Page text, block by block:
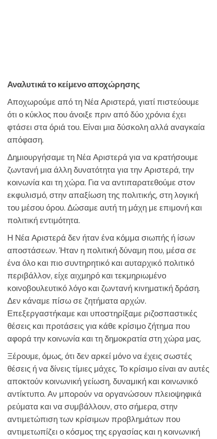
Αναλυτικά το κείμενο αποχώρησης
Αποχωρούμε από τη Νέα Αριστερά, γιατί πιστεύουμε
ότι ο κύκλος που άνοιξε πριν από δύο χρόνια έχει
φτάσει στα όριά του. Είναι μια δύσκολη αλλά αναγκαία
απόφαση.
Δημιουργήσαμε τη Νέα Αριστερά για να κρατήσουμε
ζωντανή μια άλλη δυνατότητα για την Αριστερά, την
κοινωνία και τη χώρα. Για να αντιπαρατεθούμε στον
εκφυλισμό, στην απαξίωση της πολιτικής, στη λογική
του μέσου όρου. Δώσαμε αυτή τη μάχη με επιμονή και
πολιτική εντιμότητα.
Η Νέα Αριστερά δεν ήταν ένα κόμμα σιωπής ή ίσων
αποστάσεων. Ήταν η πολιτική δύναμη που, μέσα σε
ένα όλο και πιο συντηρητικό και αυταρχικό πολιτικό
περιβάλλον, είχε αιχμηρό και τεκμηριωμένο
κοινοβουλευτικό λόγο και ζωντανή κινηματική δράση.
Δεν κάναμε πίσω σε ζητήματα αρχών.
Επεξεργαστήκαμε και υποστηρίξαμε ριζοσπαστικές
θέσεις και προτάσεις για κάθε κρίσιμο ζήτημα που
αφορά την κοινωνία και τη δημοκρατία στη χώρα μας.
Ξέρουμε, όμως, ότι δεν αρκεί μόνο να έχεις σωστές
θέσεις ή να δίνεις τίμιες μάχες. Το κρίσιμο είναι αν αυτές
αποκτούν κοινωνική γείωση, δυναμική και κοινωνικό
αντίκτυπο. Αν μπορούν να οργανώσουν πλειοψηφικά
ρεύματα και να συμβάλλουν, στο σήμερα, στην
αντιμετώπιση των κρίσιμων προβλημάτων που
αντιμετωπίζει ο κόσμος της εργασίας και η κοινωνική